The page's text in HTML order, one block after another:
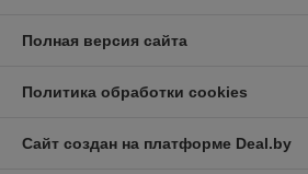
Полная версия сайта
Политика обработки cookies
Сайт создан на платформе Deal.by